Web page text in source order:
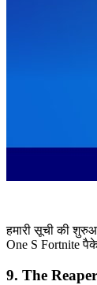
हमारी सूची की
One S Fortnite
9. The Reaper